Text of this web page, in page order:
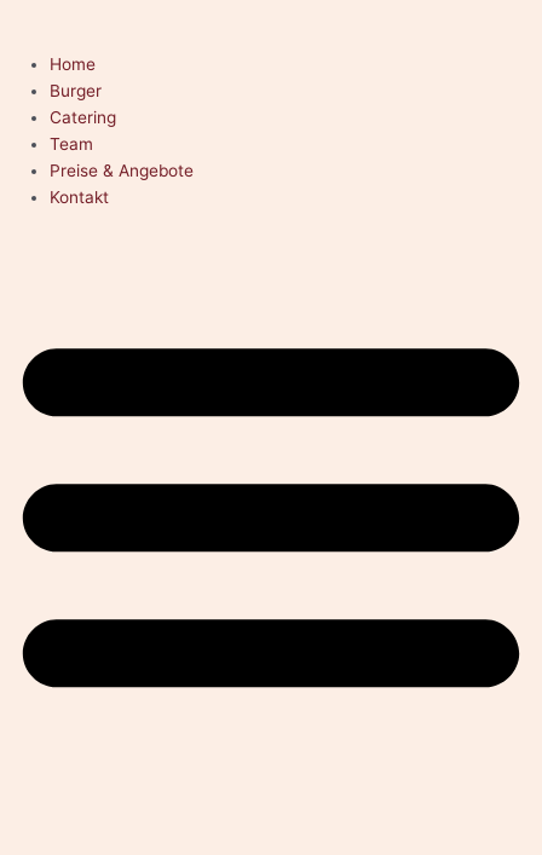
springenHome
Burger
Catering
Team
Preise & Angebote
Kontakt